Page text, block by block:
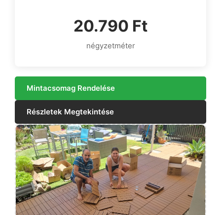
20.790 Ft
négyzetméter
Mintacsomag Rendelése
Részletek Megtekintése